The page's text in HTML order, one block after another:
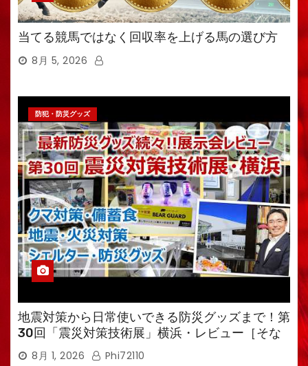
当てる競馬ではなく回収率を上げる馬の選び方
8月 5, 2026
防犯・防災グッズ
地震対策から日常使いできる防災グッズまで！第
30回「震災対策技術展」横浜・レビュー［そな
えるTV・高荷智也］
8月 1, 2026 Phi72110